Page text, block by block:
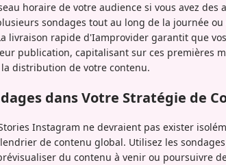
horaire de votre audience si vous avez
sondages tout au long de la journée
livraison rapide d'Iamprovider garantit que
publication, capitalisant sur ces premières
distribution de votre contenu.
dans Votre Stratégie de
Instagram ne devraient pas exister
de contenu global. Utilisez les
du contenu à venir ou poursuivre